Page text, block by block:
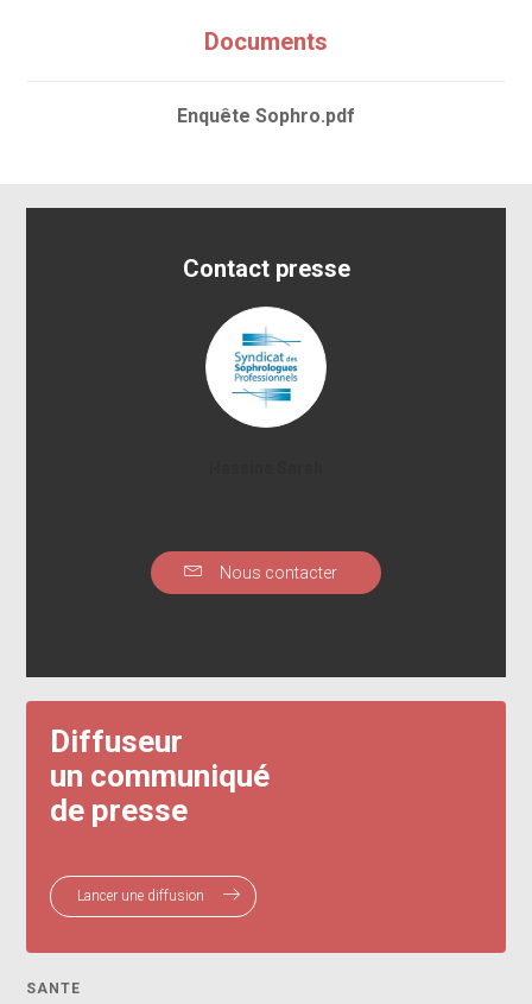
Documents
Enquête Sophro.pdf
Contact presse
Nous contacter
Diffuseur
un communiqué
de presse
Lancer une diffusion
SANTE